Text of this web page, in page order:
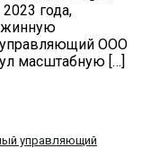
управляющий
года,
управляющий ООО
масштабную […]